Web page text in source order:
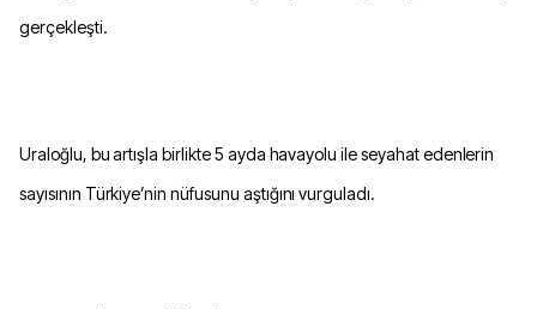
gerçekleşti.
Uraloğlu, bu artışla birlikte 5 ayda havayolu ile seyahat edenlerin
sayısının Türkiye’nin nüfusunu aştığını vurguladı.